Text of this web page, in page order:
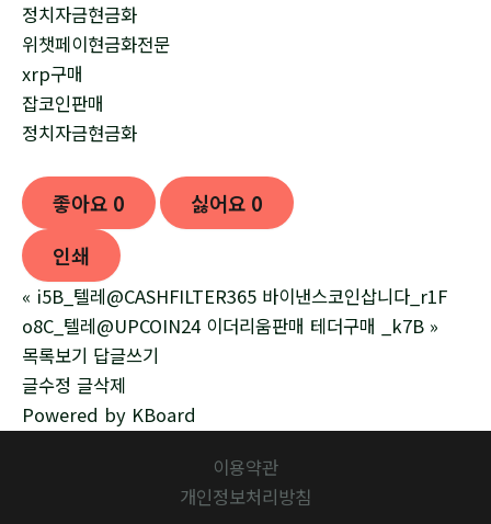
정치자금현금화
위챗페이현금화전문
xrp구매
잡코인판매
정치자금현금화
좋아요 0 싫어요 0
인쇄
« i5B_텔레@CASHFILTER365 바이낸스코인삽니다_r1F
o8C_텔레@UPCOIN24 이더리움판매 테더구매 _k7B »
목록보기 답글쓰기
글수정 글삭제
Powered by KBoard
이용약관
개인정보처리방침